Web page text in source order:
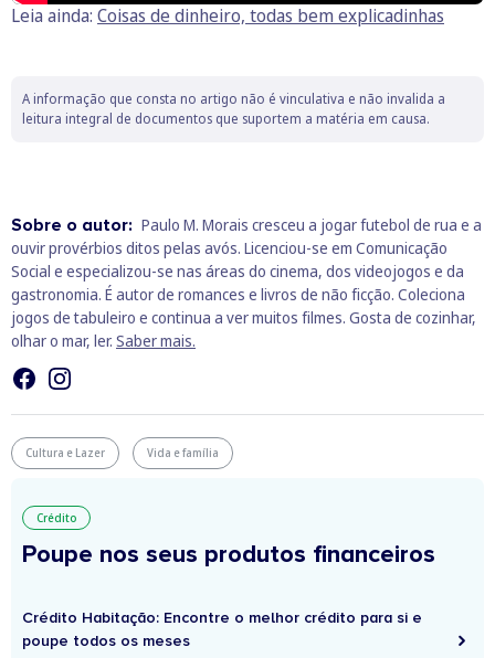
Leia ainda: Coisas de dinheiro, todas bem explicadinhas
A informação que consta no artigo não é vinculativa e não invalida a
leitura integral de documentos que suportem a matéria em causa.
Sobre o autor: Paulo M. Morais cresceu a jogar futebol de rua e a
ouvir provérbios ditos pelas avós. Licenciou-se em Comunicação
Social e especializou-se nas áreas do cinema, dos videojogos e da
gastronomia. É autor de romances e livros de não ficção. Coleciona
jogos de tabuleiro e continua a ver muitos filmes. Gosta de cozinhar,
olhar o mar, ler. Saber mais.
Cultura e Lazer Vida e família
Crédito
Poupe nos seus produtos financeiros
Crédito Habitação: Encontre o melhor crédito para si e
poupe todos os meses